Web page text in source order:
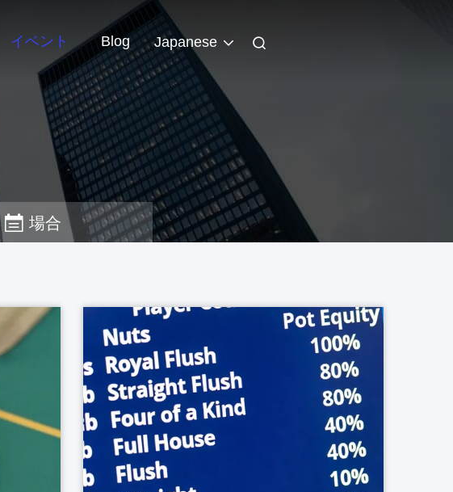
イベント Blog Japanese
場合